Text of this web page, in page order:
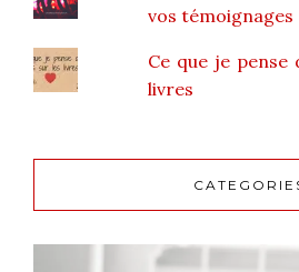
vos témoignages
Ce que je pense
livres